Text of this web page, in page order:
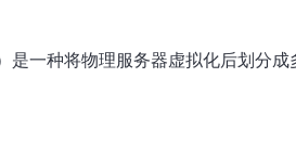
一种将物理服务器虚拟化后划分